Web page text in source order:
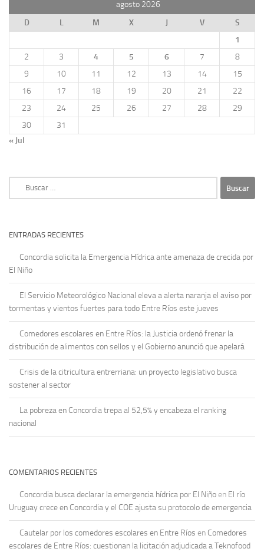
agosto 2026
D
L M X J V
S
1
2
3 4 5 6 7
8
9
10 11 12 13 14
15
16
17 18 19 20 21
22
23
24 25 26 27 28
29
30
31
« Jul
ENTRADAS RECIENTES
Concordia solicita la Emergencia Hídrica ante amenaza de crecida por
El Niño
El Servicio Meteorológico Nacional eleva a alerta naranja el aviso por
tormentas y vientos fuertes para todo Entre Ríos este jueves
Comedores escolares en Entre Ríos: la Justicia ordenó frenar la
distribución de alimentos con sellos y el Gobierno anunció que apelará
Crisis de la citricultura entrerriana: un proyecto legislativo busca
sostener al sector
La pobreza en Concordia trepa al 52,5% y encabeza el ranking
nacional
COMENTARIOS RECIENTES
Concordia busca declarar la emergencia hídrica por El Niño en El río
Uruguay crece en Concordia y el COE ajusta su protocolo de emergencia
Cautelar por los comedores escolares en Entre Ríos en Comedores
escolares de Entre Ríos: cuestionan la licitación adjudicada a Teknofood